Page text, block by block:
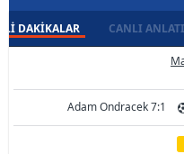
DAKIKALAR CANLI
Adam Ondracek 7:1